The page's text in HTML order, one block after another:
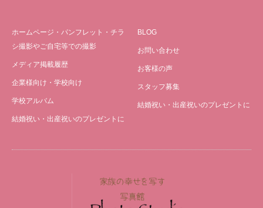
ホームページ・パンフレット・チラ
シ撮影やご自宅等での撮影
メディア掲載履歴
企業様向け・学校向け
学校アルバム
結婚祝い・出産祝いのプレゼントに
BLOG
お問い合わせ
お客様の声
スタッフ募集
結婚祝い・出産祝いのプレゼントに